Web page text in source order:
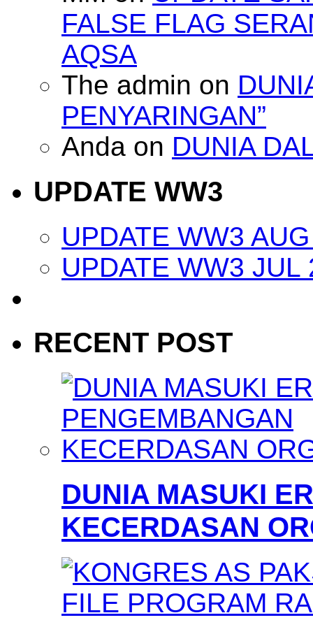
FALSE FLAG
AQSA
The admin on
PENYARINGAN”
Anda on DUNIA
UPDATE WW3
UPDATE WW3
UPDATE WW3 JUL
RECENT POST
DUNIA MASUKI
KECERDASAN